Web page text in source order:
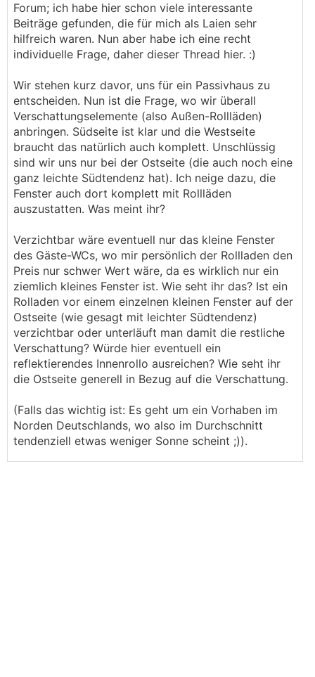
Forum; ich habe hier schon viele interessante
Beiträge gefunden, die für mich als Laien sehr
hilfreich waren. Nun aber habe ich eine recht
individuelle Frage, daher dieser Thread hier. :)
Wir stehen kurz davor, uns für ein Passivhaus zu
entscheiden. Nun ist die Frage, wo wir überall
Verschattungselemente (also Außen-Rollläden)
anbringen. Südseite ist klar und die Westseite
braucht das natürlich auch komplett. Unschlüssig
sind wir uns nur bei der Ostseite (die auch noch eine
ganz leichte Südtendenz hat). Ich neige dazu, die
Fenster auch dort komplett mit Rollläden
auszustatten. Was meint ihr?
Verzichtbar wäre eventuell nur das kleine Fenster
des Gäste-WCs, wo mir persönlich der Rollladen den
Preis nur schwer Wert wäre, da es wirklich nur ein
ziemlich kleines Fenster ist. Wie seht ihr das? Ist ein
Rolladen vor einem einzelnen kleinen Fenster auf der
Ostseite (wie gesagt mit leichter Südtendenz)
verzichtbar oder unterläuft man damit die restliche
Verschattung? Würde hier eventuell ein
reflektierendes Innenrollo ausreichen? Wie seht ihr
die Ostseite generell in Bezug auf die Verschattung.
(Falls das wichtig ist: Es geht um ein Vorhaben im
Norden Deutschlands, wo also im Durchschnitt
tendenziell etwas weniger Sonne scheint ;)).